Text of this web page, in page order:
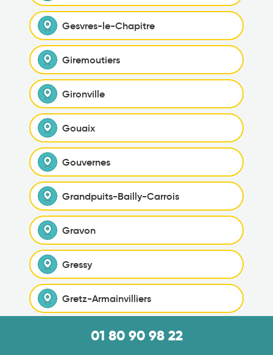
Gesvres-le-Chapitre
Giremoutiers
Gironville
Gouaix
Gouvernes
Grandpuits-Bailly-Carrois
Gravon
Gressy
Gretz-Armainvilliers
Grez-sur-Loing
01 80 90 98 22